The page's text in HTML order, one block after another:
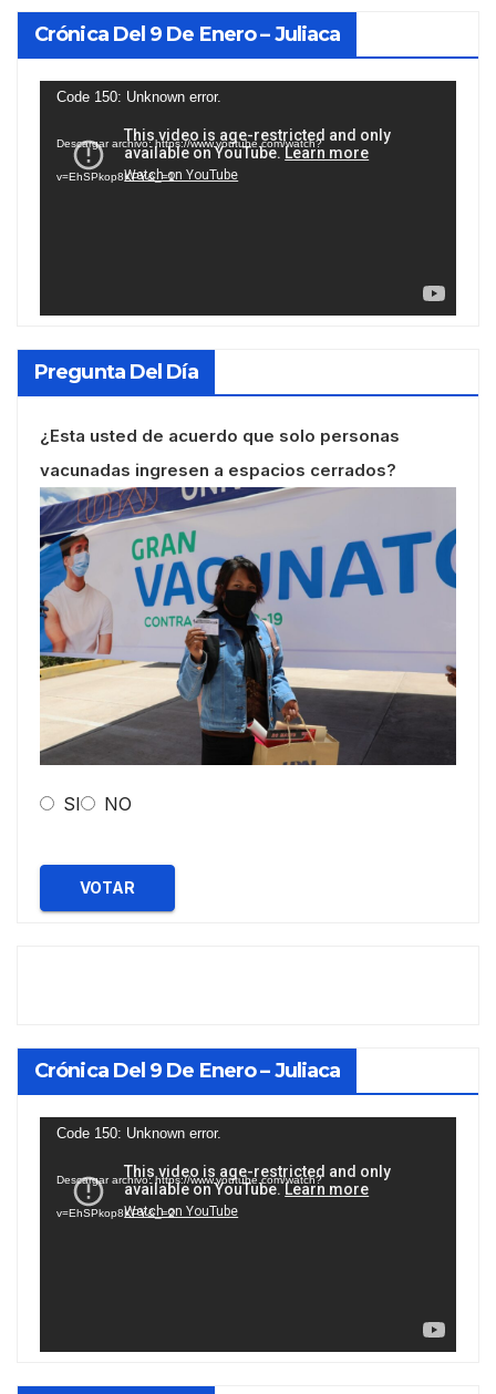
Crónica Del 9 De Enero – Juliaca
Reproductor
vídeo
Code 150: Unknown error.
Descargar archivo: https://www.youtube.com/watch?
v=EhSPkop8KPY&_=1
Pregunta Del Día
¿Esta usted de acuerdo que solo personas
vacunadas ingresen a espacios cerrados?
SI NO
VOTAR
Crónica Del 9 De Enero – Juliaca
Reproductor
vídeo
Code 150: Unknown error.
Descargar archivo: https://www.youtube.com/watch?
v=EhSPkop8KPY&_=2